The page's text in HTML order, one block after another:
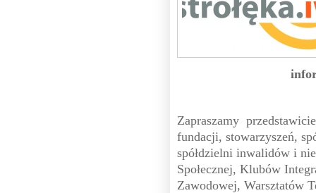
Zapraszamy
fundacji, stowarzyszeń,
spółdzielni inwalidów i
Społecznej, Klubów
Zawodowej, Warsztatów